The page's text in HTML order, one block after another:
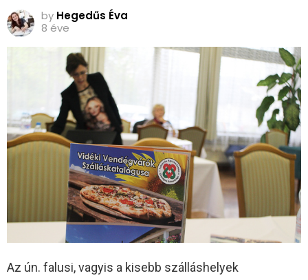
by Hegedűs Éva
8 éve
Az ún. falusi, vagyis a kisebb szálláshelyek